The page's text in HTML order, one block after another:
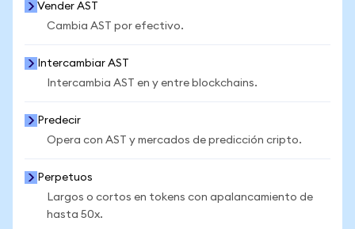
Vender AST
Cambia AST por efectivo.
Intercambiar AST
Intercambia AST en y entre blockchains.
Predecir
Opera con AST y mercados de predicción cripto.
Perpetuos
Largos o cortos en tokens con apalancamiento de
hasta 50x.